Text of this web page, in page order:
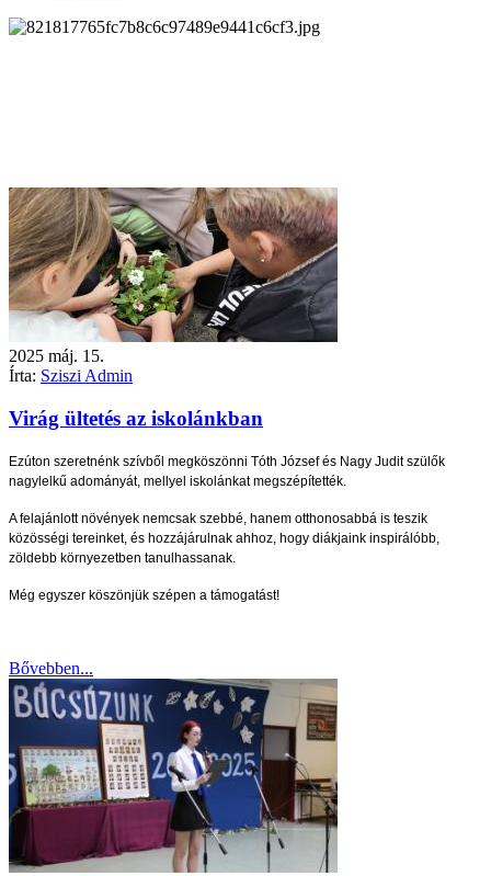
2025 máj. 15.
Írta: Sziszi Admin
Virág ültetés az iskolánkban
Ezúton szeretnénk szívből megköszönni Tóth József és Nagy Judit szülők
nagylelkű adományát, mellyel iskolánkat megszépítették.
A felajánlott növények nemcsak szebbé, hanem otthonosabbá is teszik
közösségi tereinket, és hozzájárulnak ahhoz, hogy diákjaink inspirálóbb,
zöldebb környezetben tanulhassanak.
Még egyszer köszönjük szépen a támogatást!
Bővebben...